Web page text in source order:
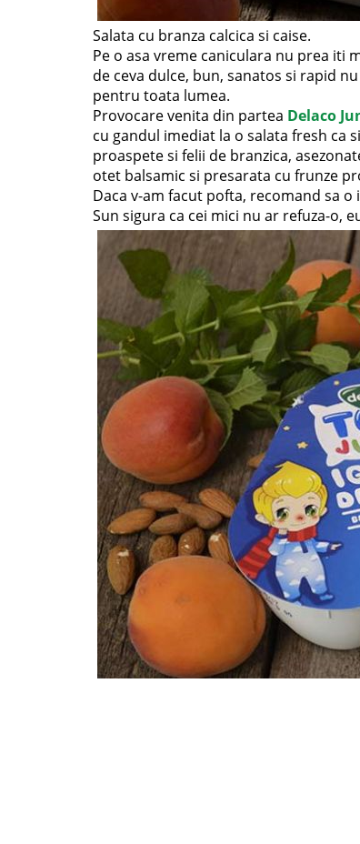
Salata cu branza calcica si caise.
Pe o asa vreme caniculara nu prea iti
de ceva dulce, bun, sanatos si rapid
pentru toata lumea.
Provocare venita din partea Delaco
cu gandul imediat la o salata fresh ca si
proaspete si felii de branzica,
otet balsamic si presarata cu frunze
Daca v-am facut pofta, recomand sa
Sun sigura ca cei mici nu ar refuza-o,